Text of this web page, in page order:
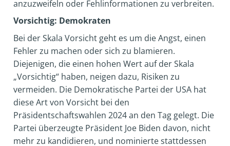
anzuzweifeln oder Fehlinformationen zu verbreiten.
Vorsichtig: Demokraten
Bei der Skala Vorsicht geht es um die Angst, einen
Fehler zu machen oder sich zu blamieren.
Diejenigen, die einen hohen Wert auf der Skala
„Vorsichtig“ haben, neigen dazu, Risiken zu
vermeiden. Die Demokratische Partei der USA hat
diese Art von Vorsicht bei den
Präsidentschaftswahlen 2024 an den Tag gelegt. Die
Partei überzeugte Präsident Joe Biden davon, nicht
mehr zu kandidieren, und nominierte stattdessen